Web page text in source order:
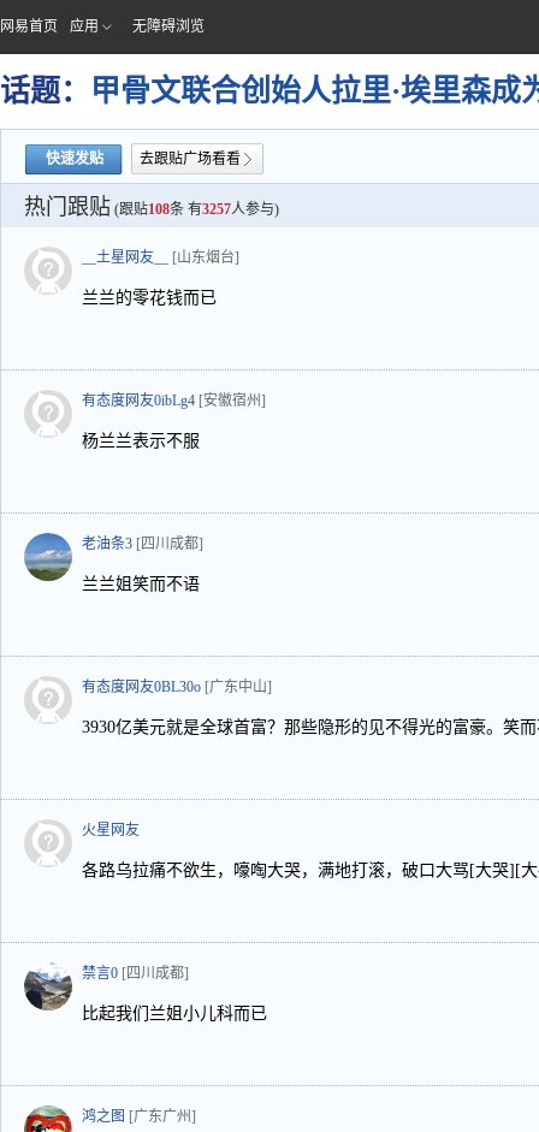
网易首页 应用 无障碍浏览
话题： 甲骨文联合创始人拉里·埃里森成
快速发贴 去跟贴广场看看
热门跟贴 (跟贴108条 有3257人参与)
__土星网友__ [山东烟台]
兰兰的零花钱而已
有态度网友0ibLg4 [安徽宿州]
杨兰兰表示不服
老油条3 [四川成都]
兰兰姐笑而不语
有态度网友0BL30o [广东中山]
3930亿美元就是全球首富？那些隐形的见不得光的富豪。笑
火星网友
各路乌拉痛不欲生，嚎啕大哭，满地打滚，破口大骂[大哭][
禁言0 [四川成都]
比起我们兰姐小儿科而已
鸿之图 [广东广州]